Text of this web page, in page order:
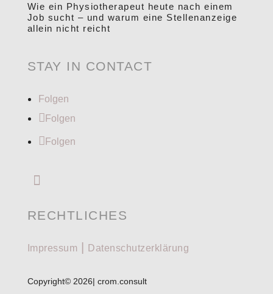
Wie ein Physiotherapeut heute nach einem
Job sucht – und warum eine Stellenanzeige
allein nicht reicht
STAY IN CONTACT
Folgen
Folgen
Folgen

RECHTLICHES
Impressum Datenschutzerklärung
Copyright© 2026| crom.consult